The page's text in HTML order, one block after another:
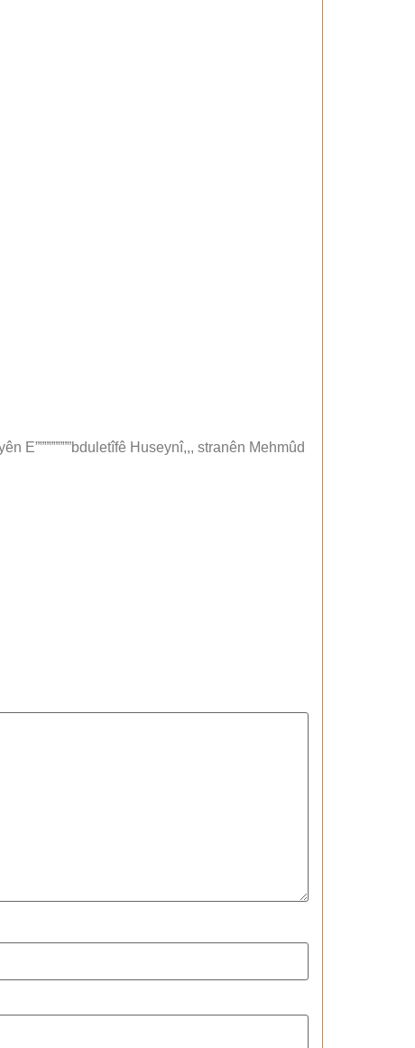
Huseynî,,, stranên Mehmûd